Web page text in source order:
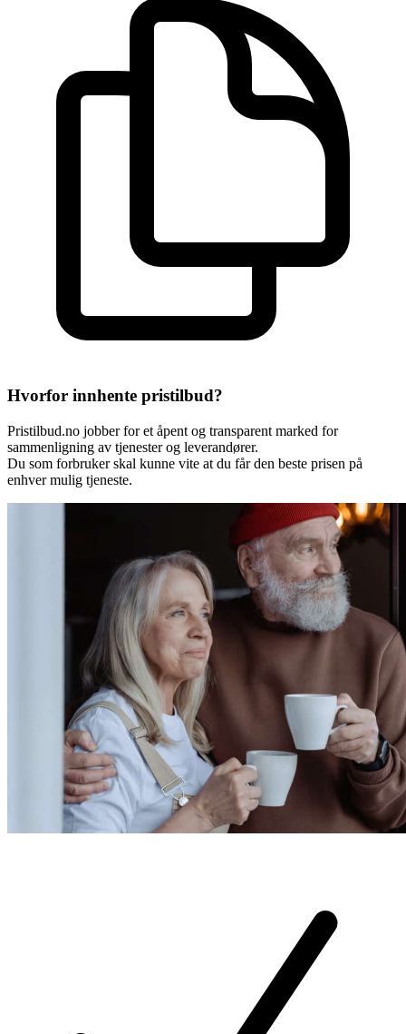
Hvorfor innhente pristilbud?
Pristilbud.no jobber for et åpent og transparent marked for
sammenligning av tjenester og leverandører.
Du som forbruker skal kunne vite at du får den beste prisen på
enhver mulig tjeneste.